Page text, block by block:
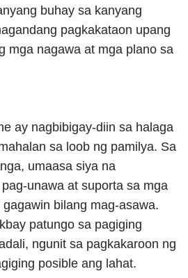
buhay sa kanyang
pagkakataon upang
mga nagawa at mga plano sa
ay nagbibigay-diin sa halaga
sa loob ng pamilya. Sa
umaasa siya na
unawa at suporta sa mga
bilang mag-asawa.
patungo sa pagiging
ngunit sa pagkakaroon ng
posible ang lahat.